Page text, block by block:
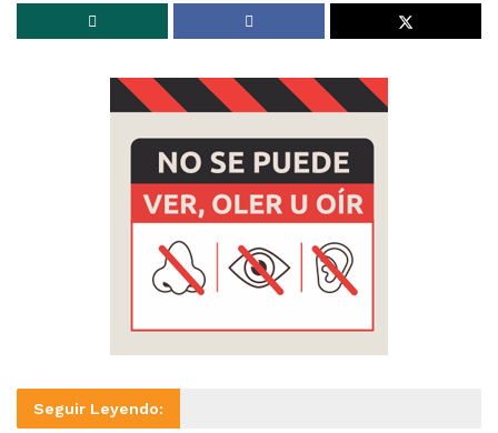
Seguir Leyendo: